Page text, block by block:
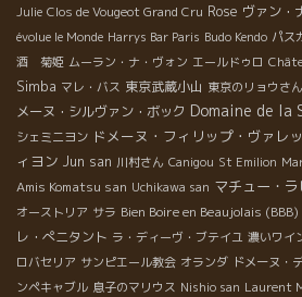
Julie Clos de Vougeot Grand Cru Rose ヴァン・
évolue le Monde Harrys Bar Paris Budo Kendo パス
酒 菊姫 ムーラン・ナ・ヴォン エールドゥロ
Simba マレ・バス 東京武蔵小山 東京のリョウさん
メーヌ・シルヴァン・ボック Domaine de la
シェミニヨン ドメーヌ・フィリップ・ヴァレ
ィヨン Jun san 川村さん Canigou St Emilion
Amis Komatsu san Uchikawa san マチュー・
オーストリア サラ Bien Boire en Beaujolais (BBB)
レ・ぺニタント ラ・ディーヴ・ブテイユ 濃いワイ
ロバセリア サンピエール教会 オランダ ドメーヌ・
ンペキャブル 息子のマリウス Nishio san Laurent